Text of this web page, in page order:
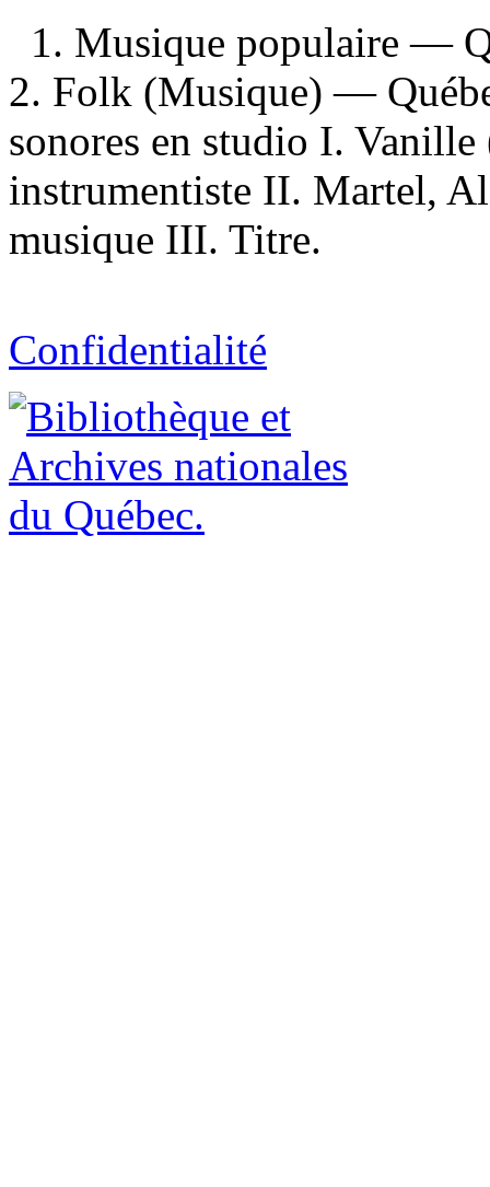
1. Musique populaire —
2. Folk (Musique) —
sonores en studio I.
instrumentiste II. Martel,
musique III. Titre.
Confidentialité